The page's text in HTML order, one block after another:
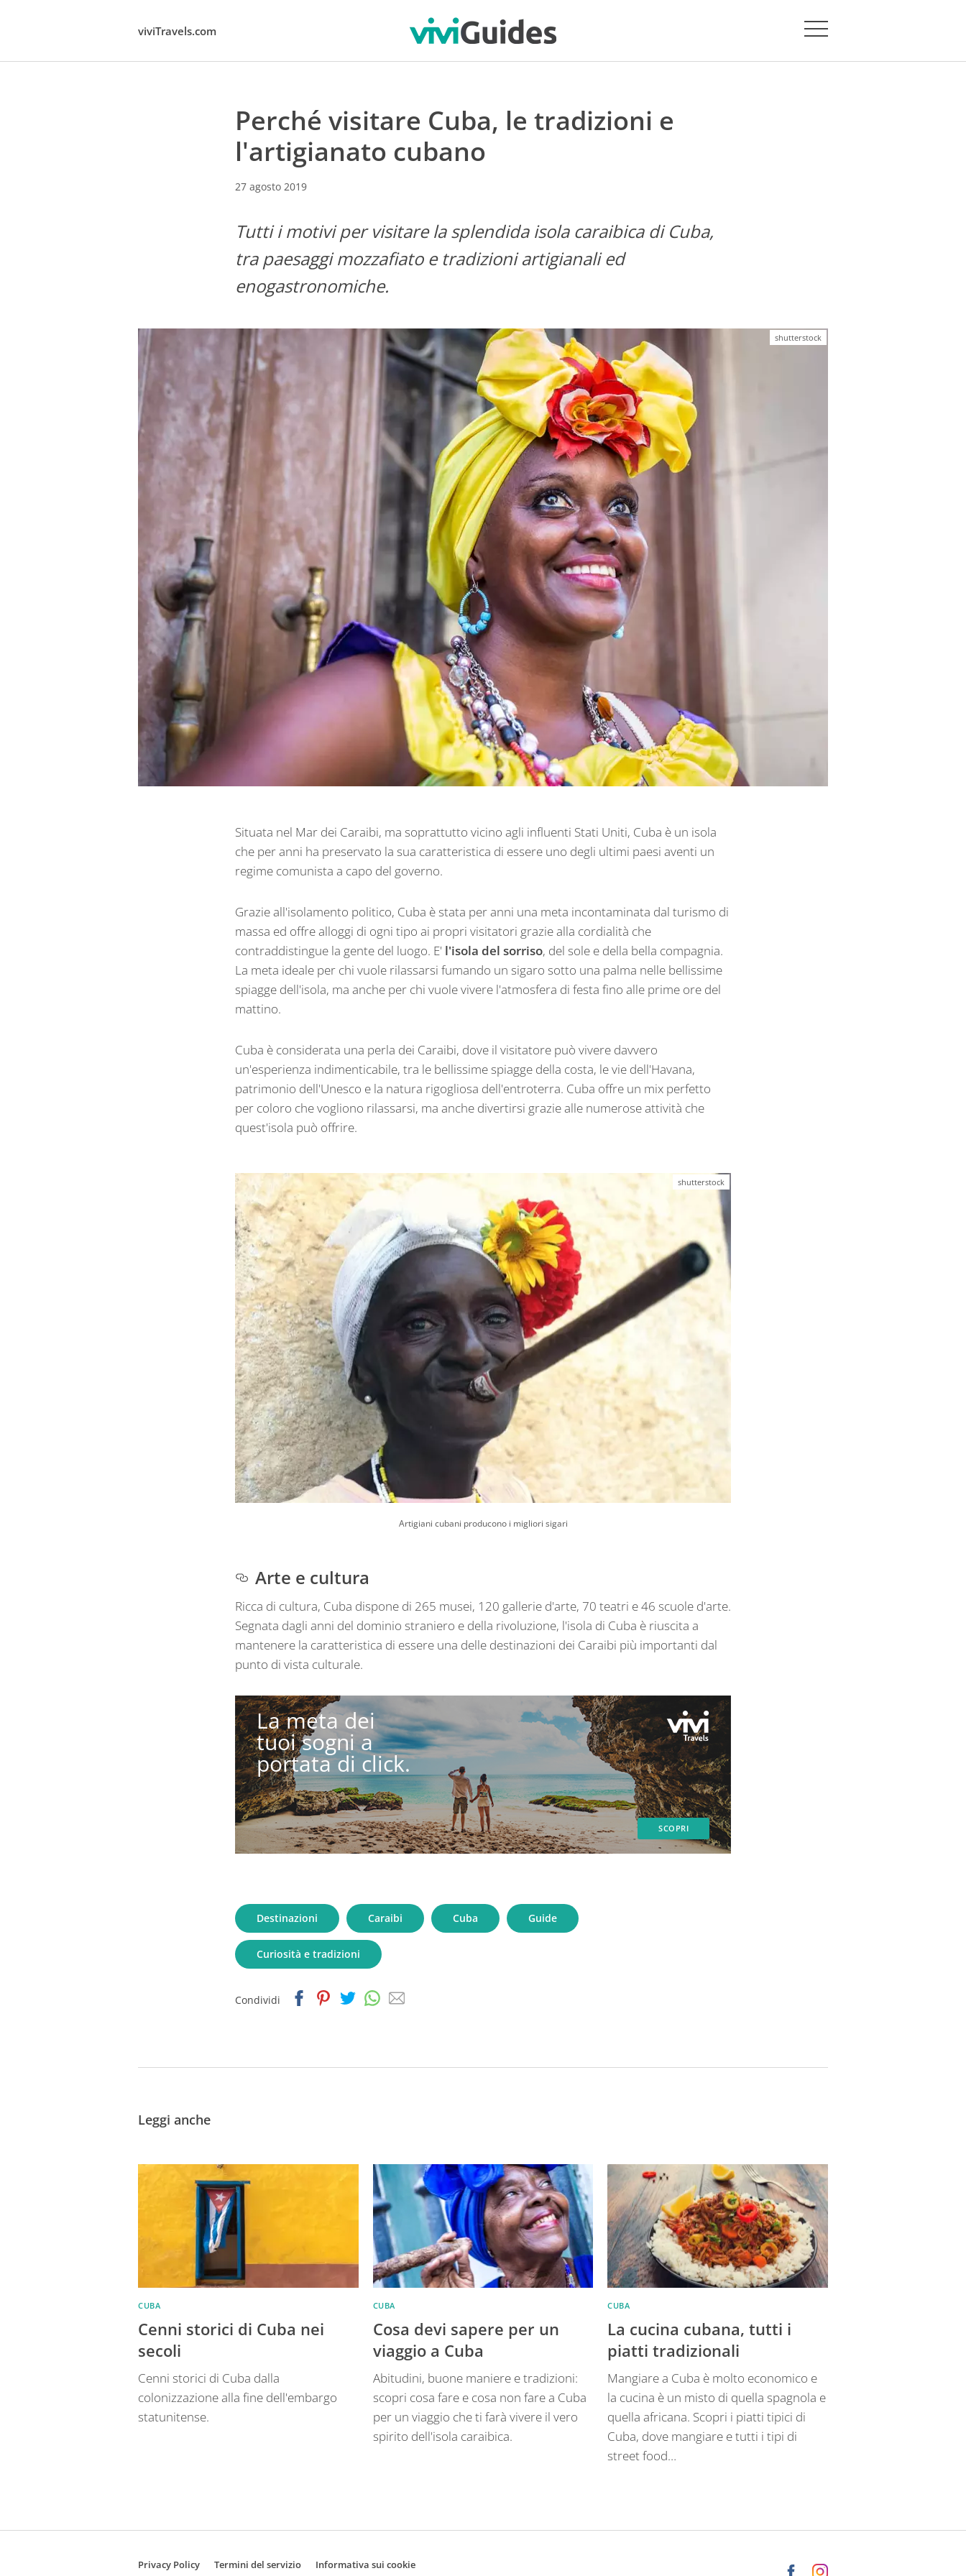
viviTravels.com
Perché visitare Cuba, le tradizioni e
l'artigianato cubano
27 agosto 2019
Tutti i motivi per visitare la splendida isola caraibica di Cuba,
tra paesaggi mozzafiato e tradizioni artigianali ed
enogastronomiche.
shutterstock
Situata nel Mar dei Caraibi, ma soprattutto vicino agli influenti Stati Uniti, Cuba è un isola
che per anni ha preservato la sua caratteristica di essere uno degli ultimi paesi aventi un
regime comunista a capo del governo.
Grazie all'isolamento politico, Cuba è stata per anni una meta incontaminata dal turismo di
massa ed offre alloggi di ogni tipo ai propri visitatori grazie alla cordialità che
contraddistingue la gente del luogo. E' l'isola del sorriso, del sole e della bella compagnia.
La meta ideale per chi vuole rilassarsi fumando un sigaro sotto una palma nelle bellissime
spiagge dell'isola, ma anche per chi vuole vivere l'atmosfera di festa fino alle prime ore del
mattino.
Cuba è considerata una perla dei Caraibi, dove il visitatore può vivere davvero
un'esperienza indimenticabile, tra le bellissime spiagge della costa, le vie dell'Havana,
patrimonio dell'Unesco e la natura rigogliosa dell'entroterra. Cuba offre un mix perfetto
per coloro che vogliono rilassarsi, ma anche divertirsi grazie alle numerose attività che
quest'isola può offrire.
shutterstock
Artigiani cubani producono i migliori sigari
Arte e cultura
Ricca di cultura, Cuba dispone di 265 musei, 120 gallerie d'arte, 70 teatri e 46 scuole d'arte.
Segnata dagli anni del dominio straniero e della rivoluzione, l'isola di Cuba è riuscita a
mantenere la caratteristica di essere una delle destinazioni dei Caraibi più importanti dal
punto di vista culturale.
La meta dei
tuoi sogni a
portata di click.
SCOPRI
Destinazioni Caraibi Cuba Guide
Curiosità e tradizioni
Condividi FacebookPinterestTwitterWhatsapp
Email
Leggi anche
CUBA
Cenni storici di Cuba nei
secoli
Cenni storici di Cuba dalla
colonizzazione alla fine dell'embargo
statunitense.
CUBA
Cosa devi sapere per un
viaggio a Cuba
Abitudini, buone maniere e tradizioni:
scopri cosa fare e cosa non fare a Cuba
per un viaggio che ti farà vivere il vero
spirito dell'isola caraibica.
CUBA
La cucina cubana, tutti i
piatti tradizionali
Mangiare a Cuba è molto economico e
la cucina è un misto di quella spagnola e
quella africana. Scopri i piatti tipici di
Cuba, dove mangiare e tutti i tipi di
street food…
Privacy Policy Termini del servizio Informativa sui cookie FacebookInstagram